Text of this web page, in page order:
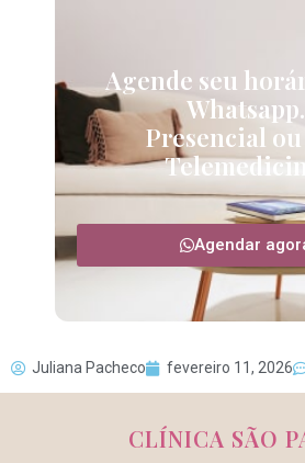
Agende seu
Whatsapp.
Presencial
Agendar
Juliana Pacheco fevereiro 11, 2026
CLÍNICA SÃO